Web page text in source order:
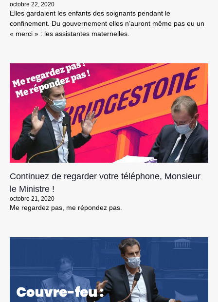
octobre 22, 2020
Elles gardaient les enfants des soignants pendant le
confinement. Du gouvernement elles n’auront même pas eu un
« merci » : les assistantes maternelles.
Continuez de regarder votre téléphone, Monsieur
le Ministre !
octobre 21, 2020
Me regardez pas, me répondez pas.